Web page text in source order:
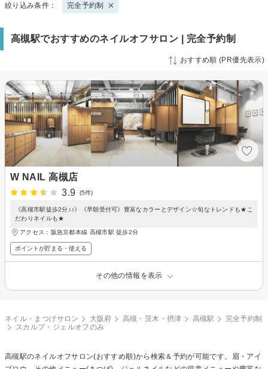
絞り込み条件： 完全予約制
高槻駅でおすすめのネイルオフサロン | 完全予約制
おすすめ順 (PR優先表示)
W NAIL 高槻店
3.9
(5件)
《高槻市駅徒歩2分♪♪》《早朝受付可》豊富なカラーとデザイン☆旬なトレンドも★こ
だわりネイルも★
アクセス：阪急京都本線 高槻市駅 徒歩2分
ポイントが貯まる・使える
その他の情報を表示
ネイル・まつげサロン 大阪府 高槻・茨木・摂津 高槻駅
完全予約制
スカルプ・ジェルオフのみ
高槻駅のネイルオフサロン(おすすめ順)から検索＆予約が可能です。眉・アイ